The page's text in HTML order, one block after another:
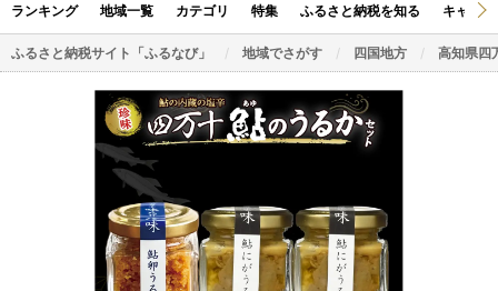
ランキング 地域一覧 カテゴリ 特集 ふるさと納税を知る キャン
ふるさと納税サイト「ふるなび」 地域でさがす 四国地方 高知県四